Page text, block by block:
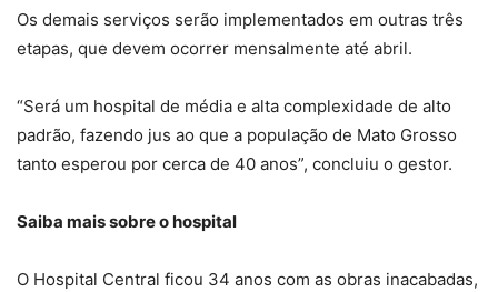
Os demais serviços serão implementados em outras três
etapas, que devem ocorrer mensalmente até abril.
“Será um hospital de média e alta complexidade de alto
padrão, fazendo jus ao que a população de Mato Grosso
tanto esperou por cerca de 40 anos”, concluiu o gestor.
Saiba mais sobre o hospital
O Hospital Central ficou 34 anos com as obras inacabadas,